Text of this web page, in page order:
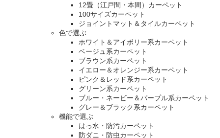
12畳（江戸間・本間）カーペット
100サイズカーペット
ジョイントマット＆タイルカーペット
色で選ぶ
ホワイト＆アイボリー系カーペット
ベージュ系カーペット
ブラウン系カーペット
イエロー＆オレンジー系カーペット
ピンク＆レッド系カーペット
グリーン系カーペット
ブルー・ネービー＆パープル系カーペット
グレー＆ブラック系カーペット
機能で選ぶ
はっ水・防汚カーペット
防ダニ・防虫カーペット